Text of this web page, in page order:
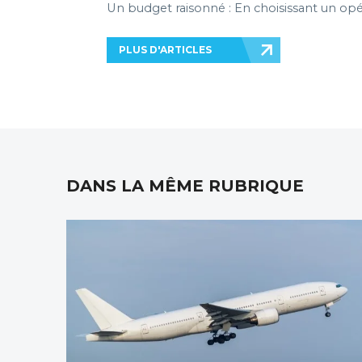
Un budget raisonné : En choisissant un
PLUS D'ARTICLES
DANS LA MÊME RUBRIQUE